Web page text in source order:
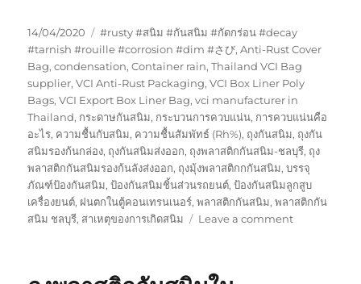
Posted
on
14/04/2020 Tags
#rusty #สนิม #กันสนิม #กัดกร่อน #decay
#tarnish #rouille #corrosion #dim #さび,Anti-Rust Cover
Bag,condensation,Container rain,Thailand VCI Bag
supplier,VCI Anti-Rust Packaging,VCI Box Liner Poly
Bags,VCI Export Box Liner Bag,vci manufacturer in
Thailand, กระดาษกันสนิม, กระบวนการควบแน่น, การควบแน่นคือ
อะไร, ความชื้นกับสนิม, ความชื้นสัมพัทธ์ (Rh%), ถุงกันสนิม, ถุงกัน
สนิมรองก้นกล่อง, ถุงกันสนิมส่งออก, ถุงพลาสติกกันสนิม-ชลบุรี, ถุง
พลาสติกกันสนิมรองก้นลังส่งออก, ถุงมุ้งพลาสติกกกันสนิม,บรรจุ
ภัณฑ์ป้องกันสนิม,ป้องกันสนิมชิ้นส่วนรถยนต์,ป้องกันสนิมลูกสูบ
เครื่องยนต์, ฝนตกในตู้คอนเทรนเนอร์,พลาสติกกันสนิม,พลาสติกกัน
สนิม ชลบุรี, สาเหตุของการเกิดสนิม Leave a commenton